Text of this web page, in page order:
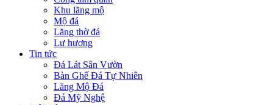
Khu lăng mộ
Mộ đá
Lăng thờ đá
Lư hương
Tin tức
Đá Lát Sân Vườn
Bàn Ghế Đá Tự Nhiên
Lăng Mộ Đá
Đá Mỹ Nghệ